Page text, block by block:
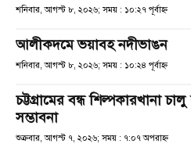
শনিবার, আগস্ট ৮, ২০২৬; সময় : ১০:২৭ পূর্বাহ্ণ
আলীকদমে ভয়াবহ নদীভাঙন
শনিবার, আগস্ট ৮, ২০২৬; সময় : ১০:২৪ পূর্বাহ্ণ
চট্টগ্রামের বন্ধ শিল্পকারখানা
সম্ভাবনা
শুক্রবার, আগস্ট ৭, ২০২৬; সময় : ৭:০৭ অপরাহ্ণ